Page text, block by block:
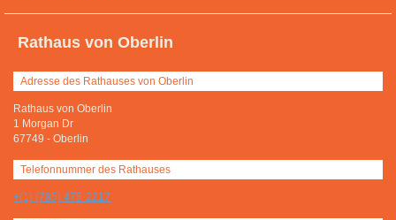
Rathaus von Oberlin
Adresse des Rathauses von Oberlin
Rathaus von Oberlin
1 Morgan Dr
67749 - Oberlin
Telefonnummer des Rathauses
+(1) (785) 475-2217